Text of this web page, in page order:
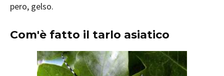
pero, gelso.
Com'è fatto il tarlo asiatico